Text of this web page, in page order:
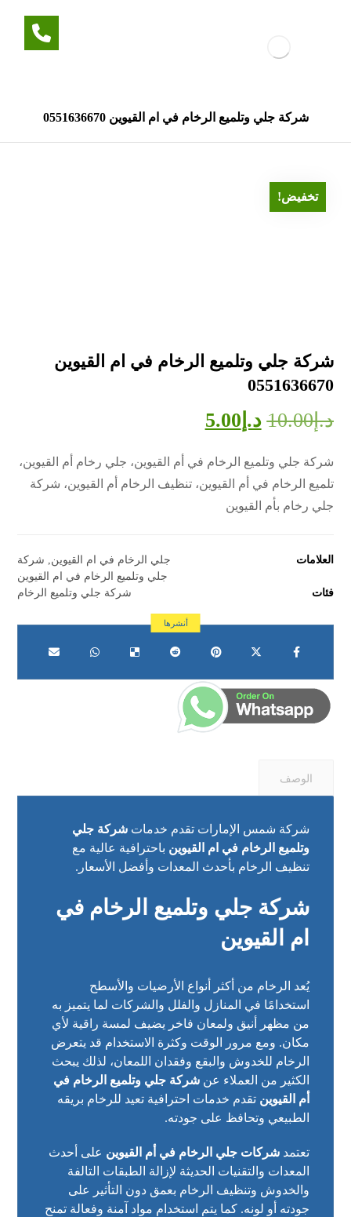
شركة جلي وتلميع الرخام في ام القيوين 0551636670
تخفيض!
شركة جلي وتلميع الرخام في ام القيوين
0551636670
د.إ10.00 د.إ 5.00
شركة جلي وتلميع الرخام في أم القيوين، جلي رخام أم القيوين،
تلميع الرخام في أم القيوين، تنظيف الرخام أم القيوين، شركة
جلي رخام بأم القيوين
العلامات جلي الرخام في ام القيوين, شركة
جلي وتلميع الرخام في ام القيوين
فئات
شركة جلي وتلميع الرخام
الوصف
شركة شمس الإمارات تقدم خدماتشركة جلي
وتلميع الرخام في ام القيوين باحترافية عالية مع
تنظيف الرخام بأحدث المعدات وأفضل الأسعار.
شركة جلي وتلميع الرخام في
ام القيوين
يُعد الرخام من أكثر أنواع الأرضيات والأسطح
استخدامًا في المنازل والفلل والشركات لما يتميز به
من مظهر أنيق ولمعان فاخر يضيف لمسة راقية لأي
مكان. ومع مرور الوقت وكثرة الاستخدام قد يتعرض
الرخام للخدوش والبقع وفقدان اللمعان، لذلك يبحث
الكثير من العملاء عنشركة جلي وتلميع الرخام في
أم القيوين تقدم خدمات احترافية تعيد للرخام بريقه
الطبيعي وتحافظ على جودته.
تعتمدشركات جلي الرخام في أم القيوين على أحدث
المعدات والتقنيات الحديثة لإزالة الطبقات التالفة
والخدوش وتنظيف الرخام بعمق دون التأثير على
جودته أو لونه. كما يتم استخدام مواد آمنة وفعالة تمنح